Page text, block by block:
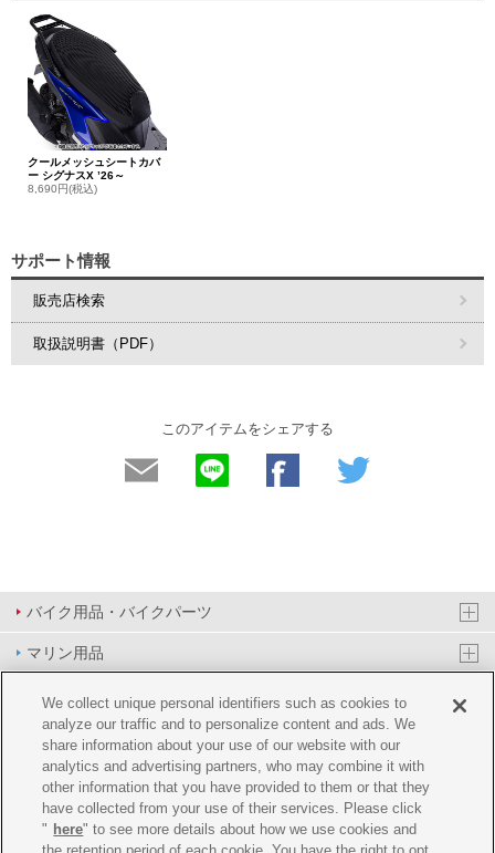
クールメッシュシートカバ
ー シグナスX ’26～
8,690円(税込)
サポート情報
販売店検索
取扱説明書（PDF）
このアイテムをシェアする
バイク用品・バイクパーツ
マリン用品
PAS/YPJ用品
その他用品
イベント&エンターテイメント
オンラインショップ
We collect unique personal identifiers such as cookies to
analyze our traffic and to personalize content and ads. We
share information about your use of our website with our
analytics and advertising partners, who may combine it with
other information that you have provided to them or that they
have collected from your use of their services. Please click
" here" to see more details about how we use cookies and